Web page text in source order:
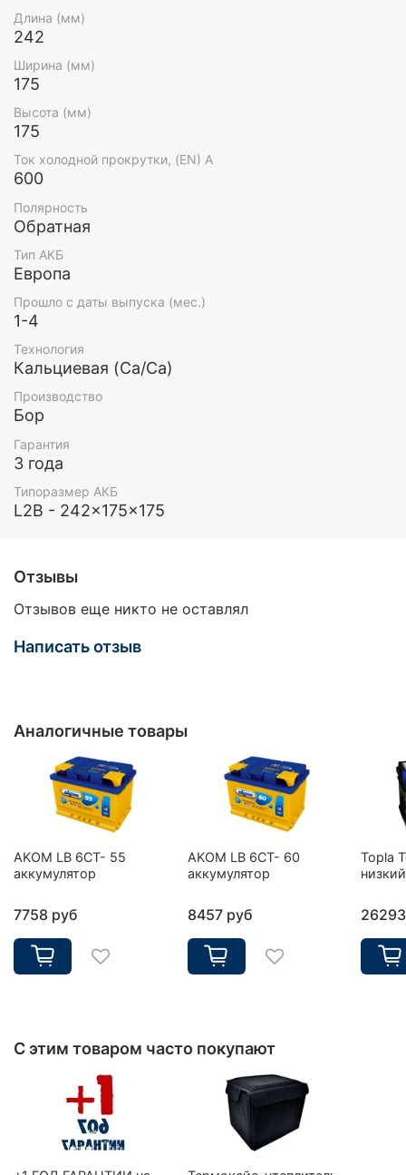
Длина (мм)
242
Ширина (мм)
175
Высота (мм)
175
Ток холодной прокрутки, (EN) А
600
Полярность
Обратная
Тип АКБ
Европа
Прошло с даты выпуска (мес.)
1-4
Технология
Кальциевая (Ca/Ca)
Производство
Бор
Гарантия
3 года
Типоразмер АКБ
L2B - 242x175x175
Отзывы
Отзывов еще никто не оставлял
Написать отзыв
Аналогичные товары
AKOM LB 6CT- 55
аккумулятор
7758 руб
AKOM LB 6CT- 60
аккумулятор
8457 руб
Topla
С этим товаром часто покупают